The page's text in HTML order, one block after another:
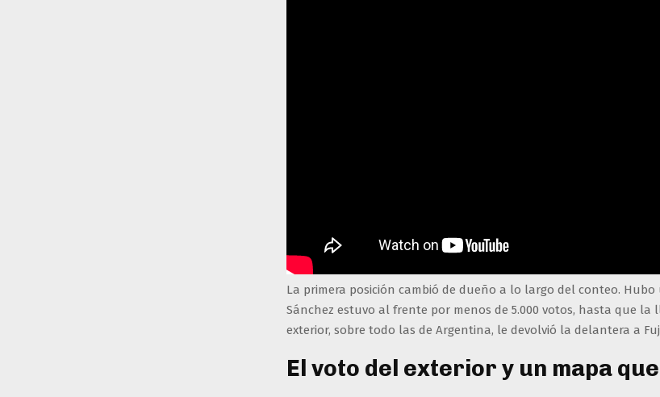
La primera posición cambió de dueño a lo largo del conteo.
Sánchez estuvo al frente por menos de 5.000 votos, hasta que la
exterior, sobre todo las de Argentina, le devolvió la delantera a
El voto del exterior y un mapa